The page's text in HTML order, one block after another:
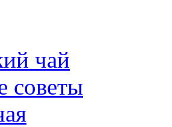
чай
советы